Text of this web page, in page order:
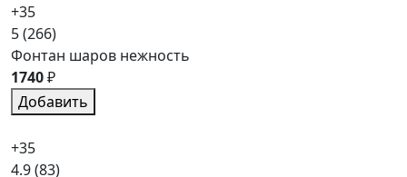
+35
5(266)
Фонтан шаров нежность
1740₽
Добавить
+35
4.9(83)